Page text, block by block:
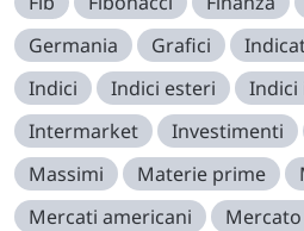
Germania
Grafici
Indici
Indici esteri Indici
Intermarket
Investimenti
Massimi
Materie prime
Mercati americani